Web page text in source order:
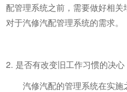
配管理系统之前，需要做好相
对于汽修汽配管理系统的需求。
2. 是否有改变旧工作习惯的决心
汽修汽配的管理系统在实施